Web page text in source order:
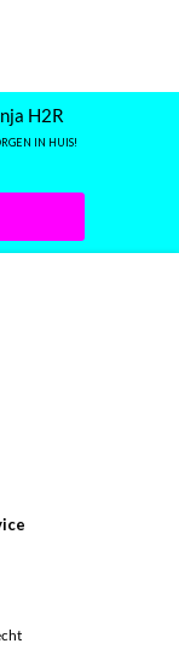
H2R
IN HUIS!